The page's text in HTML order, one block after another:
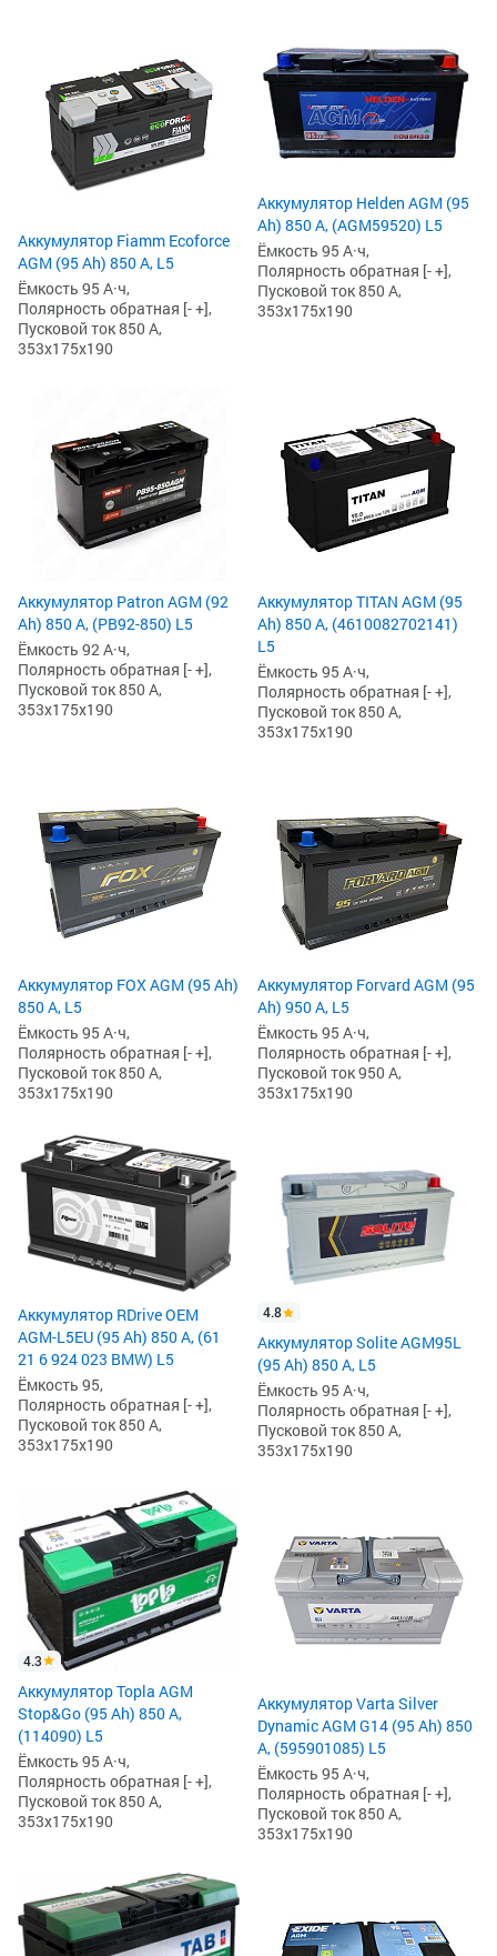
Аккумулятор Fiamm Ecoforce
AGM (95 Ah) 850 A, L5
Ёмкость 95 А·ч,
Полярность обратная [- +],
Пусковой ток 850 А,
353x175x190
Аккумулятор Helden AGM (95
Ah) 850 А, (AGM59520) L5
Ёмкость 95 А·ч,
Полярность обратная [- +],
Пусковой ток 850 А,
353x175x190
Аккумулятор Patron AGM (92
Ah) 850 А, (PB92-850) L5
Ёмкость 92 А·ч,
Полярность обратная [- +],
Пусковой ток 850 А,
353x175x190
Аккумулятор TITAN AGM (95
Ah) 850 А, (4610082702141)
L5
Ёмкость 95 А·ч,
Полярность обратная [- +],
Пусковой ток 850 А,
353x175x190
Аккумулятор FOX AGM (95 Ah)
850 А, L5
Ёмкость 95 А·ч,
Полярность обратная [- +],
Пусковой ток 850 А,
353x175x190
Аккумулятор Forvard AGM (95
Ah) 950 А, L5
Ёмкость 95 А·ч,
Полярность обратная [- +],
Пусковой ток 950 А,
353x175x190
Аккумулятор RDrive OEM
AGM-L5EU (95 Ah) 850 А, (61
21 6 924 023 BMW) L5
Ёмкость 95,
Полярность обратная [- +],
Пусковой ток 850 А,
353x175x190
4.8
Аккумулятор Solite AGM95L
(95 Ah) 850 А, L5
Ёмкость 95 А·ч,
Полярность обратная [- +],
Пусковой ток 850 А,
353x175x190
4.3
Аккумулятор Topla AGM
Stop&Go (95 Ah) 850 А,
(114090) L5
Ёмкость 95 А·ч,
Полярность обратная [- +],
Пусковой ток 850 А,
353x175x190
Аккумулятор Varta Silver
Dynamic AGM G14 (95 Ah) 850
А, (595901085) L5
Ёмкость 95 А·ч,
Полярность обратная [- +],
Пусковой ток 850 А,
353x175x190